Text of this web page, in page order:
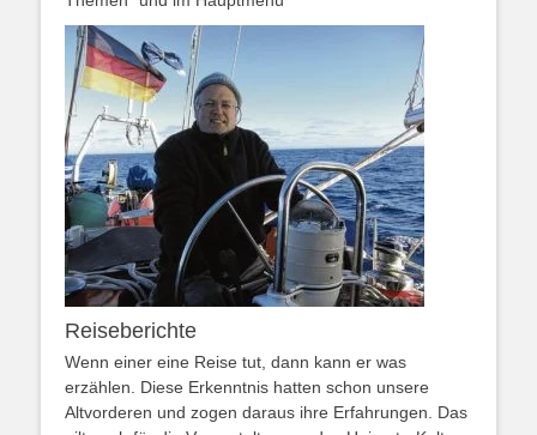
Reiseberichte
Wenn einer eine Reise tut, dann kann er was
erzählen. Diese Erkenntnis hatten schon unsere
Altvorderen und zogen daraus ihre Erfahrungen. Das